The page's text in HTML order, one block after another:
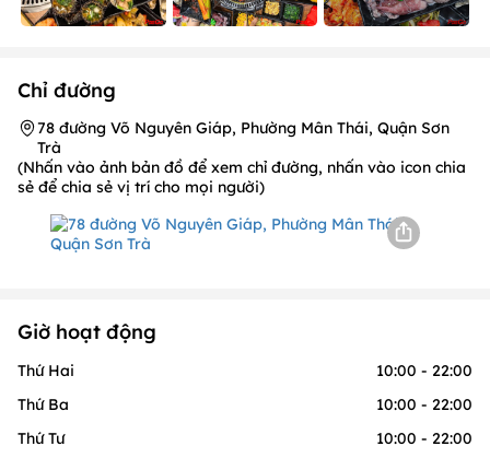
Chỉ đường
78 đường Võ Nguyên Giáp, Phường Mân Thái, Quận Sơn
Trà
(Nhấn vào ảnh bản đồ để xem chỉ đường, nhấn vào icon chia
sẻ để chia sẻ vị trí cho mọi người)
Giờ hoạt động
Thứ Hai
10:00 - 22:00
Thứ Ba
10:00 - 22:00
Thứ Tư
10:00 - 22:00